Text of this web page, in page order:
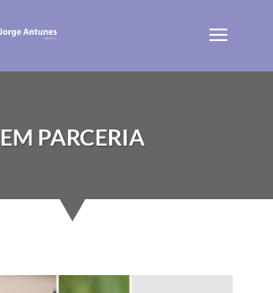
EM PARCERIA